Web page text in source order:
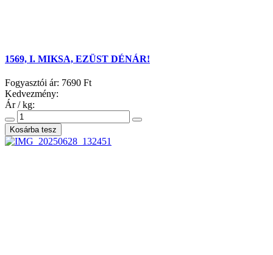
1569, I. MIKSA, EZÜST DÉNÁR!
Fogyasztói ár: 7690 Ft
Kedvezmény:
Ár / kg: